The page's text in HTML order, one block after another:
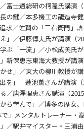
富士通総研の柯隆氏講演
の鍵／本多機工の龍造寺
求／佐賀の「三右衛門」
」／伊藤惇夫氏が講演（
ぶ「一流」／小松成美氏
新保恵志東海大教授が講
せ」／東大の柳川教授が
を」 蓮池薫さんが講演
／唐澤理恵さん講演（
学んで」／博多の歴女
」メンタルトレーナー・
／駅弁マイスター・三浦